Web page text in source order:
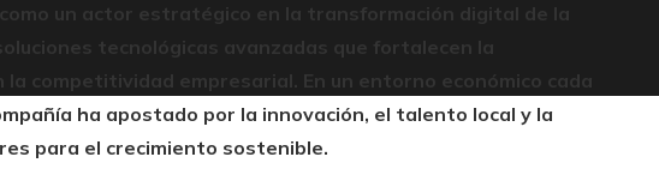
un actor estratégico en la transformación digital de la
tecnológicas avanzadas que fortalecen la
competitividad empresarial. En un entorno económico cada
ha apostado por la innovación, el talento local y la
para el crecimiento sostenible.